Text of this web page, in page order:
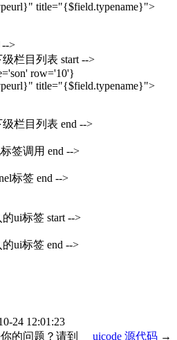
title="{$field.typename}">
>
目列表 start -->
row='10'}
title="{$field.typename}">
目列表 end -->
调用 end -->
标签 end -->
ui标签 start -->
ui标签 end -->
24 12:01:23
uicode 源代码 →
的问题？请到